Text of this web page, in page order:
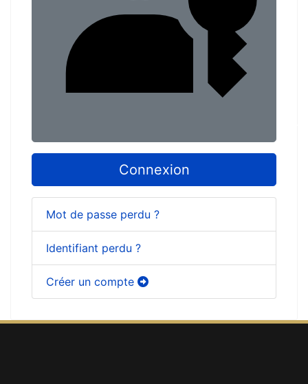
Connexion
Mot de passe perdu ?
Identifiant perdu ?
Créer un compte